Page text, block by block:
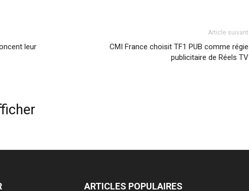
leur
Article suivant
CMI France choisit TF1 PUB comme régie
publicitaire de Réels TV
ARTICLES POPULAIRES